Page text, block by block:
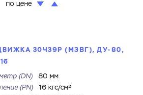
по цене
30Ч39Р (МЗВГ), ДУ-80,
(DN)
80 мм
(PN)
16 кгс/см²